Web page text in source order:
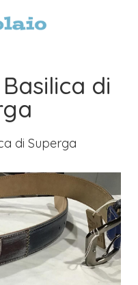
di
di Superga